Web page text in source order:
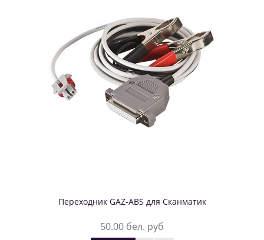
Переходник GAZ-ABS для Сканматик
50.00 бел. руб